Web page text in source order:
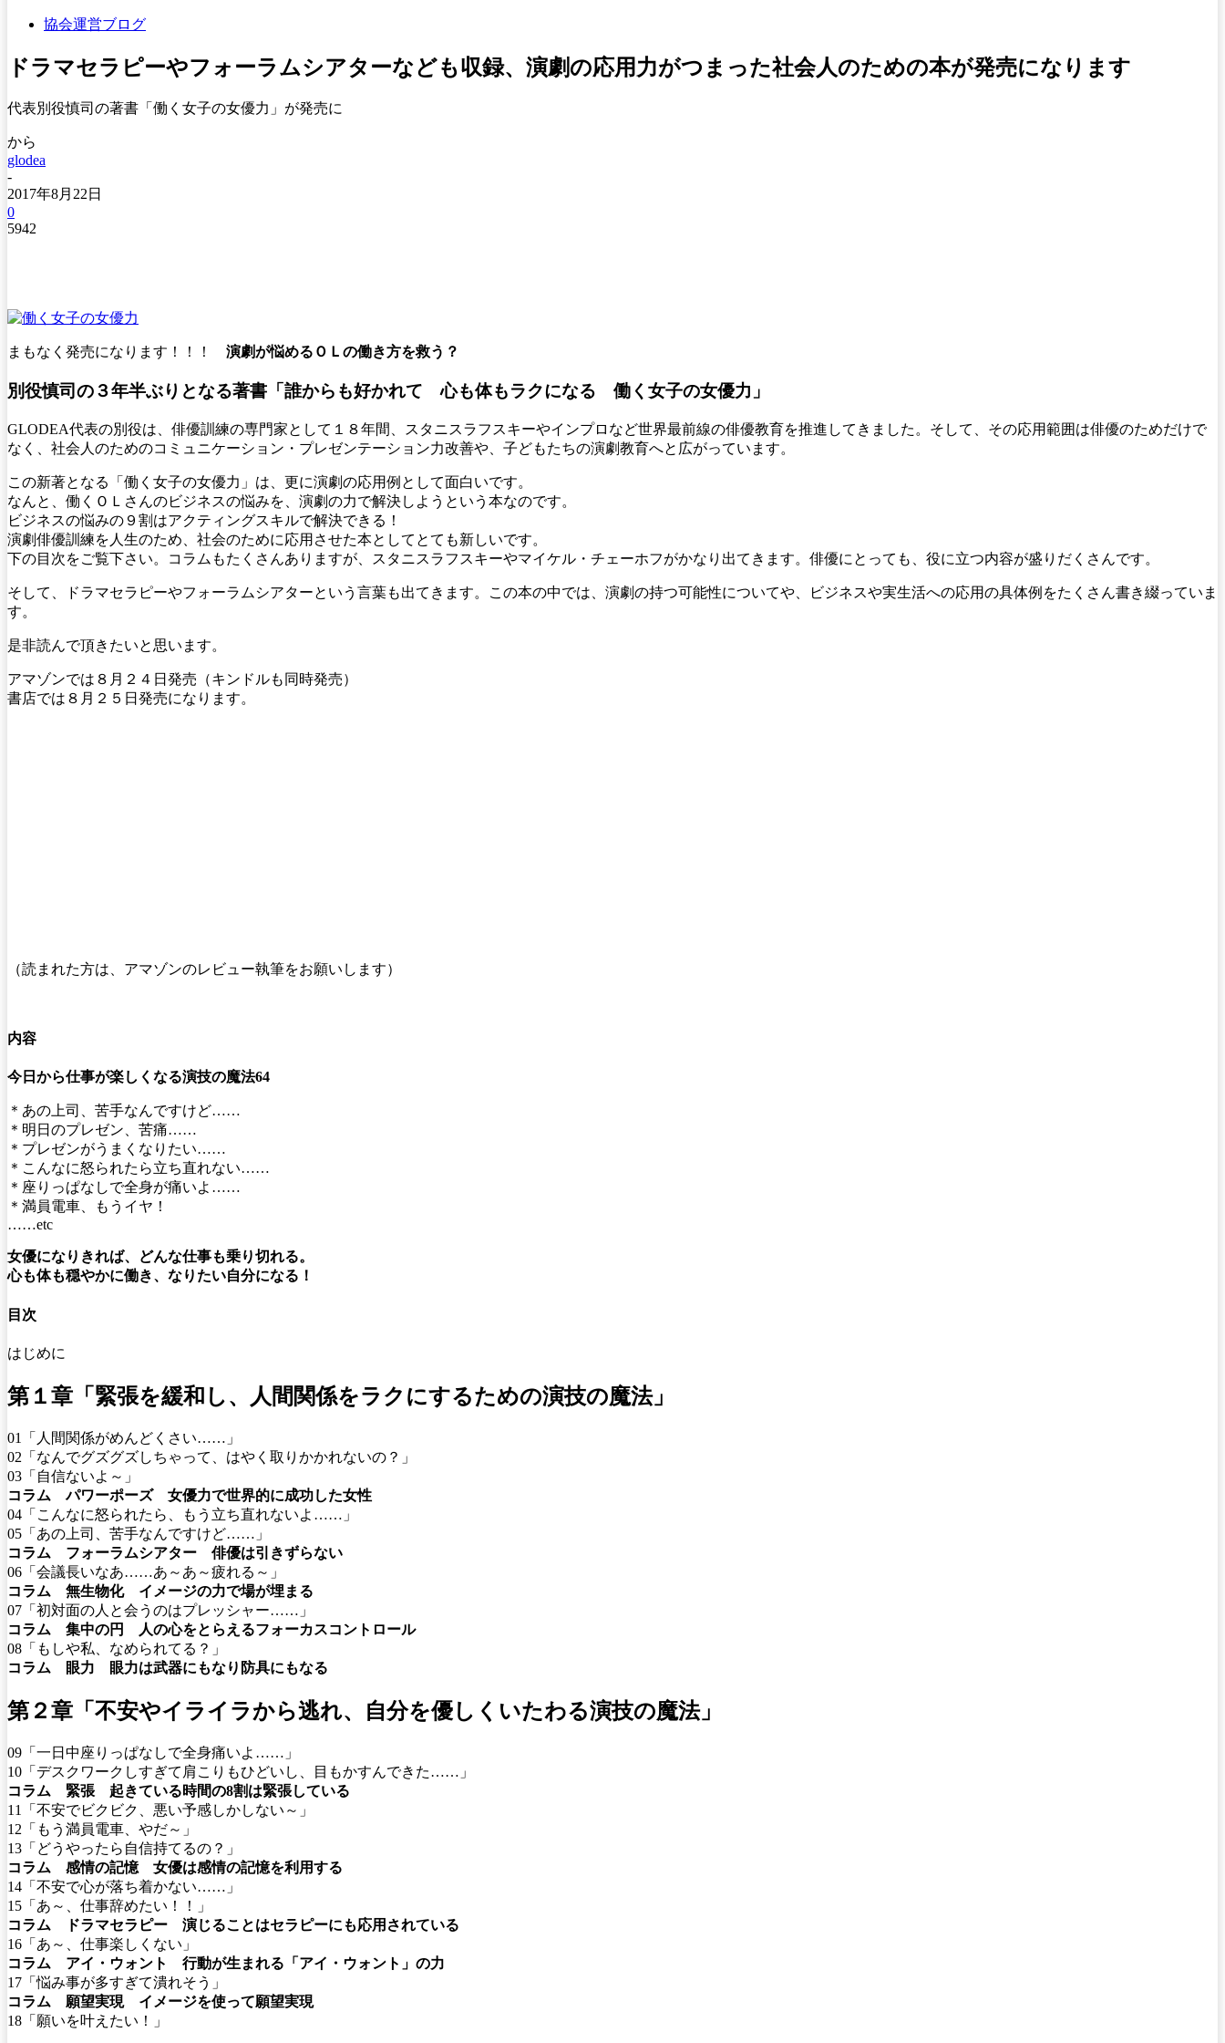
協会運営ブログ
ドラマセラピーやフォーラムシアターなども収録、演劇の応用力がつまった社会人のための本が発売になります
代表別役慎司の著書「働く女子の女優力」が発売に
から
glodea
-
2017年8月22日
0
5942
まもなく発売になります！！！ 演劇が悩めるＯＬの働き方を救う？
別役慎司の３年半ぶりとなる著書「誰からも好かれて 心も体もラクになる 働く女子の女優力」
GLODEA代表の別役は、俳優訓練の専門家として１８年間、スタニスラフスキーやインプロなど世界最前線の俳優教育を推進してきました。そして、その応用範囲は俳優のためだけで
なく、社会人のためのコミュニケーション・プレゼンテーション力改善や、子どもたちの演劇教育へと広がっています。
この新著となる「働く女子の女優力」は、更に演劇の応用例として面白いです。
なんと、働くＯＬさんのビジネスの悩みを、演劇の力で解決しようという本なのです。
ビジネスの悩みの９割はアクティングスキルで解決できる！
演劇俳優訓練を人生のため、社会のために応用させた本としてとても新しいです。
下の目次をご覧下さい。コラムもたくさんありますが、スタニスラフスキーやマイケル・チェーホフがかなり出てきます。俳優にとっても、役に立つ内容が盛りだくさんです。
そして、ドラマセラピーやフォーラムシアターという言葉も出てきます。この本の中では、演劇の持つ可能性についてや、ビジネスや実生活への応用の具体例をたくさん書き綴っていま
す。
是非読んで頂きたいと思います。
アマゾンでは８月２４日発売（キンドルも同時発売）
書店では８月２５日発売になります。
（読まれた方は、アマゾンのレビュー執筆をお願いします）
内容
今日から仕事が楽しくなる演技の魔法64
＊あの上司、苦手なんですけど……
＊明日のプレゼン、苦痛……
＊プレゼンがうまくなりたい……
＊こんなに怒られたら立ち直れない……
＊座りっぱなしで全身が痛いよ……
＊満員電車、もうイヤ！
……etc
女優になりきれば、どんな仕事も乗り切れる。
心も体も穏やかに働き、なりたい自分になる！
目次
はじめに
第１章「緊張を緩和し、人間関係をラクにするための演技の魔法」
01「人間関係がめんどくさい……」
02「なんでグズグズしちゃって、はやく取りかかれないの？」
03「自信ないよ～」
コラム パワーポーズ 女優力で世界的に成功した女性
04「こんなに怒られたら、もう立ち直れないよ……」
05「あの上司、苦手なんですけど……」
コラム フォーラムシアター 俳優は引きずらない
06「会議長いなあ……あ～あ～疲れる～」
コラム 無生物化 イメージの力で場が埋まる
07「初対面の人と会うのはプレッシャー……」
コラム 集中の円 人の心をとらえるフォーカスコントロール
08「もしや私、なめられてる？」
コラム 眼力 眼力は武器にもなり防具にもなる
第２章「不安やイライラから逃れ、自分を優しくいたわる演技の魔法」
09「一日中座りっぱなしで全身痛いよ……」
10「デスクワークしすぎて肩こりもひどいし、目もかすんできた……」
コラム 緊張 起きている時間の8割は緊張している
11「不安でビクビク、悪い予感しかしない～」
12「もう満員電車、やだ～」
13「どうやったら自信持てるの？」
コラム 感情の記憶 女優は感情の記憶を利用する
14「不安で心が落ち着かない……」
15「あ～、仕事辞めたい！！」
コラム ドラマセラピー 演じることはセラピーにも応用されている
16「あ～、仕事楽しくない」
コラム アイ・ウォント 行動が生まれる「アイ・ウォント」の力
17「悩み事が多すぎて潰れそう」
コラム 願望実現 イメージを使って願望実現
18「願いを叶えたい！」